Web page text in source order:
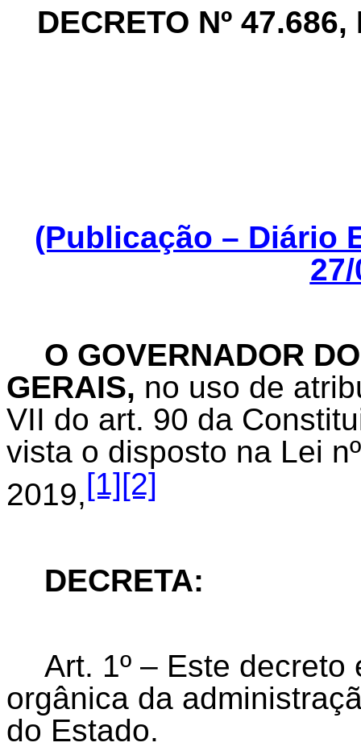
DECRETO Nº
(Publicação – Diário
O GOVERNADOR
GERAIS, no uso de
VII do art. 90 da
vista o disposto na Lei
2019,[1][2]
DECRETA:
Art. 1º – Este
orgânica da
do Estado.